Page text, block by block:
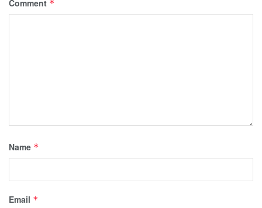
Comment *
Name *
Email *